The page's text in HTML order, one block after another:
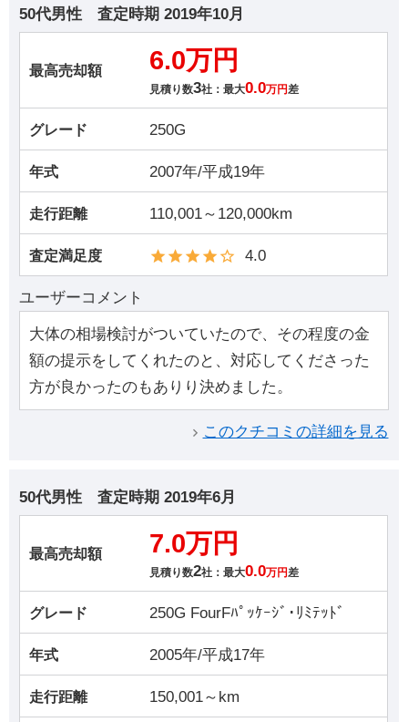
50代男性 査定時期 2019年10月
最高売却額 6.0万円
見積り数3社：最大0.0万円差
グレード 250G
年式 2007年/平成19年
走行距離 110,001～120,000km
査定満足度 4.0
ユーザーコメント
大体の相場検討がついていたので、その程度の金
額の提示をしてくれたのと、対応してくださった
方が良かったのもありり決めました。
このクチコミの詳細を見る
50代男性 査定時期 2019年6月
最高売却額 7.0万円
見積り数2社：最大0.0万円差
グレード 250G FourFﾊﾟｯｹｰｼﾞ･ﾘﾐﾃｯﾄﾞ
年式 2005年/平成17年
走行距離 150,001～km